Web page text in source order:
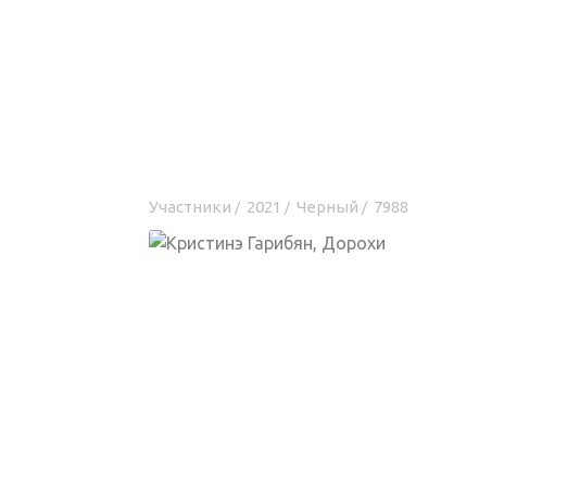
Участники / 2021 / Черный / 7988